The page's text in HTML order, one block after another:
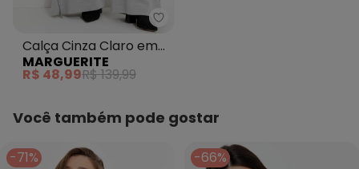
Marguerite - Calça Cinza Claro
Calça Cinza Claro em
Malha Piquet
MARGUERITE
R$ 48,99R$ 139,99
Você também pode gostar
-71% -66%